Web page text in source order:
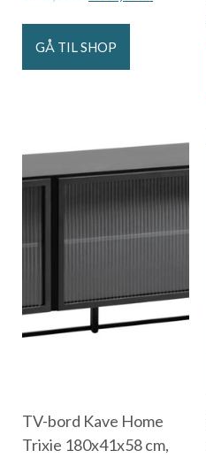
GÅ TIL SHOP
TV-bord Kave Home
Trixie 180x41x58 cm,